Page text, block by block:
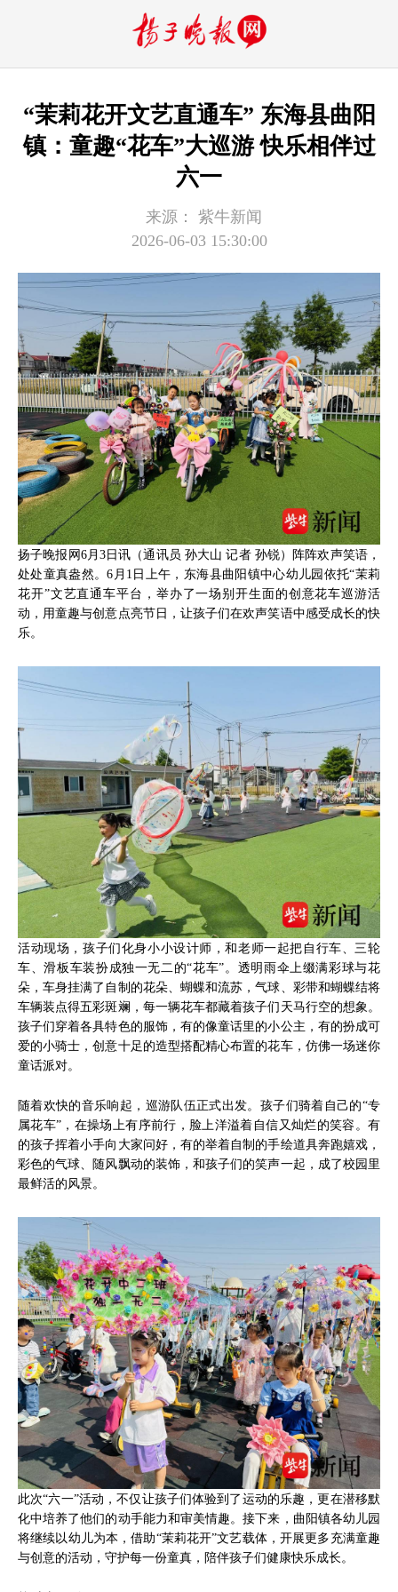
“茉莉花开文艺直通车” 东海县曲阳
镇：童趣“花车”大巡游 快乐相伴过
六一
来源：
紫牛新闻
2026-06-03 15:30:00
扬子晚报网6月3日讯（通讯员 孙大山 记者 孙锐）阵阵欢声笑语，
处处童真盎然。6月1日上午，东海县曲阳镇中心幼儿园依托“茉莉
花开”文艺直通车平台，举办了一场别开生面的创意花车巡游活
动，用童趣与创意点亮节日，让孩子们在欢声笑语中感受成长的快
乐。
活动现场，孩子们化身小小设计师，和老师一起把自行车、三轮
车、滑板车装扮成独一无二的“花车”。透明雨伞上缀满彩球与花
朵，车身挂满了自制的花朵、蝴蝶和流苏，气球、彩带和蝴蝶结将
车辆装点得五彩斑斓，每一辆花车都藏着孩子们天马行空的想象。
孩子们穿着各具特色的服饰，有的像童话里的小公主，有的扮成可
爱的小骑士，创意十足的造型搭配精心布置的花车，仿佛一场迷你
童话派对。
随着欢快的音乐响起，巡游队伍正式出发。孩子们骑着自己的“专
属花车”，在操场上有序前行，脸上洋溢着自信又灿烂的笑容。有
的孩子挥着小手向大家问好，有的举着自制的手绘道具奔跑嬉戏，
彩色的气球、随风飘动的装饰，和孩子们的笑声一起，成了校园里
最鲜活的风景。
此次“六一”活动，不仅让孩子们体验到了运动的乐趣，更在潜移默
化中培养了他们的动手能力和审美情趣。接下来，曲阳镇各幼儿园
将继续以幼儿为本，借助“茉莉花开”文艺载体，开展更多充满童趣
与创意的活动，守护每一份童真，陪伴孩子们健康快乐成长。